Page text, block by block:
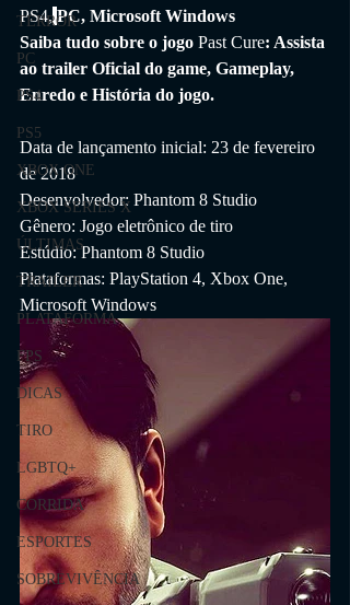
TERROR
PC
PS4
PS5
XBOX ONE
XBOX SERIES X
ÚLTIMAS
TRAILER
PLATAFORMA
FPS
DICAS
TIRO
LGBTQ+
CORRIDA
ESPORTES
SOBREVIVÊNCIA
PS4, PC, Microsoft Windows
Saiba tudo sobre o jogo Past Cure: Assista
ao trailer Oficial do game, Gameplay,
Enredo e História do jogo.
Data de lançamento inicial: 23 de fevereiro
de 2018
Desenvolvedor: Phantom 8 Studio
Gênero: Jogo eletrônico de tiro
Estúdio: Phantom 8 Studio
Plataformas: PlayStation 4, Xbox One,
Microsoft Windows